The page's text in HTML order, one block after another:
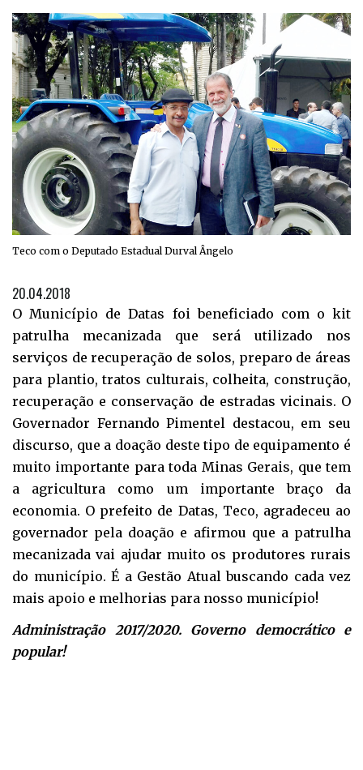
Teco com o Deputado Estadual Durval Ângelo
20.04.2018
O Município de Datas foi beneficiado com o kit
patrulha mecanizada que será utilizado nos
serviços de recuperação de solos, preparo de áreas
para plantio, tratos culturais, colheita, construção,
recuperação e conservação de estradas vicinais. O
Governador Fernando Pimentel destacou, em seu
discurso, que a doação deste tipo de equipamento é
muito importante para toda Minas Gerais, que tem
a agricultura como um importante braço da
economia. O prefeito de Datas, Teco, agradeceu ao
governador pela doação e afirmou que a patrulha
mecanizada vai ajudar muito os produtores rurais
do município. É a Gestão Atual buscando cada vez
mais apoio e melhorias para nosso município!
Administração 2017/2020. Governo democrático e
popular!